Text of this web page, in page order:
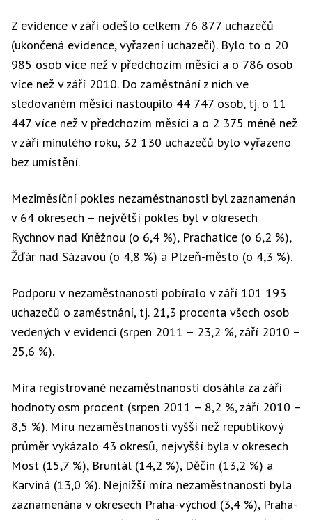
Z evidence v září odešlo celkem 76 877 uchazečů
(ukončená evidence, vyřazení uchazeči). Bylo to o 20
985 osob více než v předchozím měsíci a o 786 osob
více než v září 2010. Do zaměstnání z nich ve
sledovaném měsíci nastoupilo 44 747 osob, tj. o 11
447 více než v předchozím měsíci a o 2 375 méně než
v září minulého roku, 32 130 uchazečů bylo vyřazeno
bez umístění.
Meziměsíční pokles nezaměstnanosti byl zaznamenán
v 64 okresech – největší pokles byl v okresech
Rychnov nad Kněžnou (o 6,4 %), Prachatice (o 6,2 %),
Žďár nad Sázavou (o 4,8 %) a Plzeň-město (o 4,3 %).
Podporu v nezaměstnanosti pobíralo v září 101 193
uchazečů o zaměstnání, tj. 21,3 procenta všech osob
vedených v evidenci (srpen 2011 – 23,2 %, září 2010 –
25,6 %).
Míra registrované nezaměstnanosti dosáhla za září
hodnoty osm procent (srpen 2011 – 8,2 %, září 2010 –
8,5 %). Míru nezaměstnanosti vyšší než republikový
průměr vykázalo 43 okresů, nejvyšší byla v okresech
Most (15,7 %), Bruntál (14,2 %), Děčín (13,2 %) a
Karviná (13,0 %). Nejnižší míra nezaměstnanosti byla
zaznamenána v okresech Praha-východ (3,4 %), Praha-